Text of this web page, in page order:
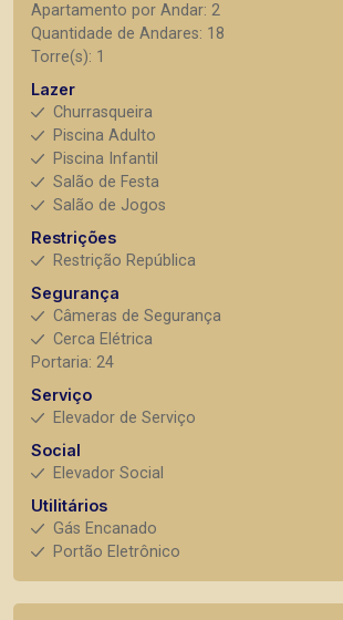
Apartamento por Andar: 2
Quantidade de Andares: 18
Torre(s): 1
Lazer
Churrasqueira
Piscina Adulto
Piscina Infantil
Salão de Festa
Salão de Jogos
Restrições
Restrição República
Segurança
Câmeras de Segurança
Cerca Elétrica
Portaria: 24
Serviço
Elevador de Serviço
Social
Elevador Social
Utilitários
Gás Encanado
Portão Eletrônico